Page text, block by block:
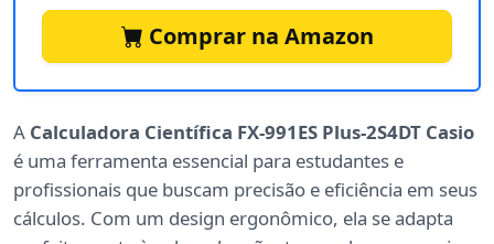
Comprar na Amazon
A Calculadora Científica FX-991ES Plus-2S4DT Casio
é uma ferramenta essencial para estudantes e
profissionais que buscam precisão e eficiência em seus
cálculos. Com um design ergonômico, ela se adapta